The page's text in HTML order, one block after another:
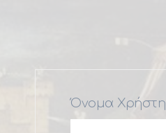
Όνομα Χρήστη